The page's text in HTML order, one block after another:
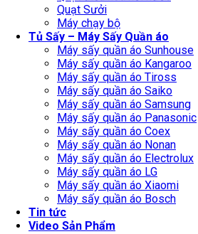
Quạt Sưởi
Máy chạy bộ
Tủ Sấy – Máy Sấy Quần áo
Máy sấy quần áo Sunhouse
Máy sấy quần áo Kangaroo
Máy sấy quần áo Tiross
Máy sấy quần áo Saiko
Máy sấy quần áo Samsung
Máy sấy quần áo Panasonic
Máy sấy quần áo Coex
Máy sấy quần áo Nonan
Máy sấy quần áo Electrolux
Máy sấy quần áo LG
Máy sấy quần áo Xiaomi
Máy sấy quần áo Bosch
Tin tức
Video Sản Phẩm